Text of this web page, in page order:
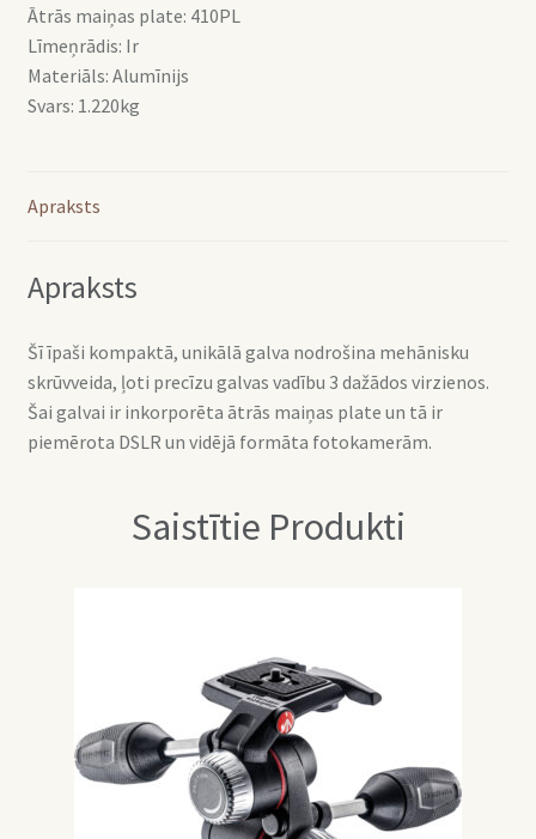
Ātrās maiņas plate: 410PL
Līmeņrādis: Ir
Materiāls: Alumīnijs
Svars: 1.220kg
Apraksts
Apraksts
Šī īpaši kompaktā, unikālā galva nodrošina mehānisku
skrūvveida, ļoti precīzu galvas vadību 3 dažādos virzienos.
Šai galvai ir inkorporēta ātrās maiņas plate un tā ir
piemērota DSLR un vidējā formāta fotokamerām.
Saistītie Produkti